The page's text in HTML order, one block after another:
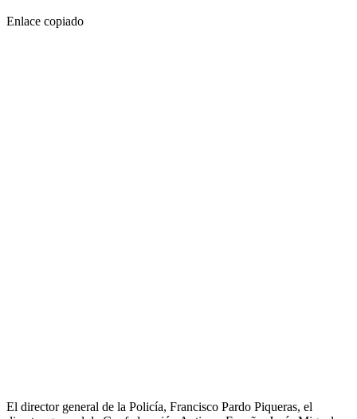
Enlace copiado
El director general de la Policía, Francisco Pardo Piqueras, el